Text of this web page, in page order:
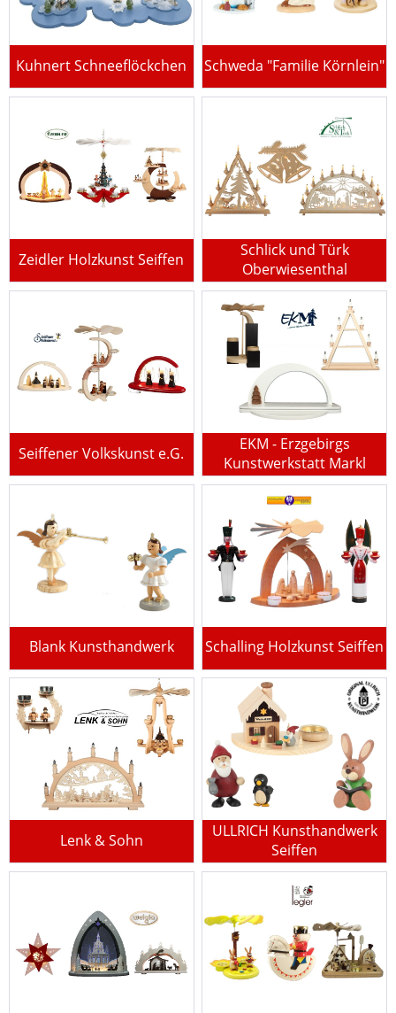
Kuhnert Schneeflöckchen Schweda "Familie Körnlein"
Zeidler Holzkunst Seiffen
Schlick und Türk
Oberwiesenthal
Seiffener Volkskunst e.G.
EKM - Erzgebirgs
Kunstwerkstatt Markl
Blank Kunsthandwerk Schalling Holzkunst Seiffen
Lenk & Sohn
ULLRICH Kunsthandwerk
Seiffen